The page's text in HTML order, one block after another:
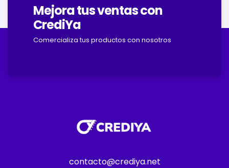
Mejora tus ventas con
CrediYa
Comercializa tus productos con nosotros
contacto@crediya.net